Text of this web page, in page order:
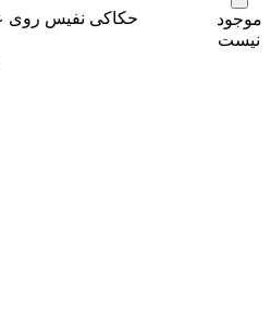
موجود
نیست